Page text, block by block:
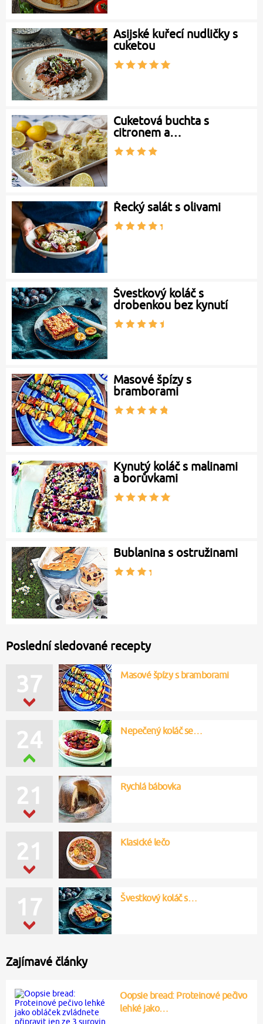
Asijské kuřecí nudličky s
cuketou
Cuketová buchta s
citronem a…
Řecký salát s olivami
Švestkový koláč s
drobenkou bez kynutí
Masové špízy s
bramborami
Kynutý koláč s malinami
a borůvkami
Bublanina s ostružinami
Poslední sledované recepty
37 Masové špízy s bramborami
24 Nepečený koláč se…
21 Rychlá bábovka
21 Klasické lečo
17 Švestkový koláč s…
Zajímavé články
Oopsie bread: Proteinové pečivo
lehké jako…